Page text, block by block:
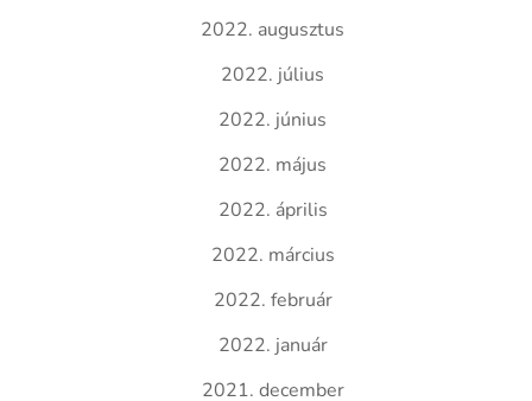
2022. augusztus
2022. július
2022. június
2022. május
2022. április
2022. március
2022. február
2022. január
2021. december